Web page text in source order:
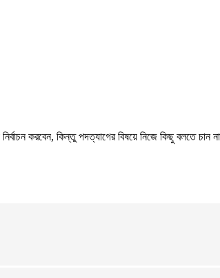
করবেন, কিন্তু পদত্যাগের বিষয়ে নিজে কিছু বলতে চান